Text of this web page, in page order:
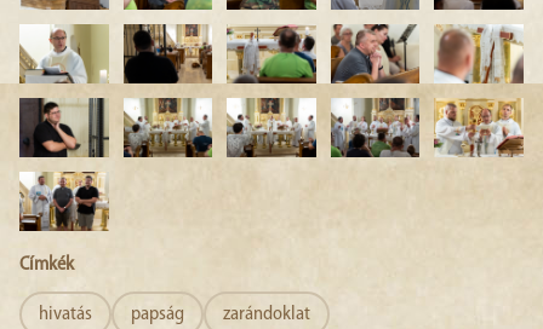
Címkék
hivatás papság zarándoklat